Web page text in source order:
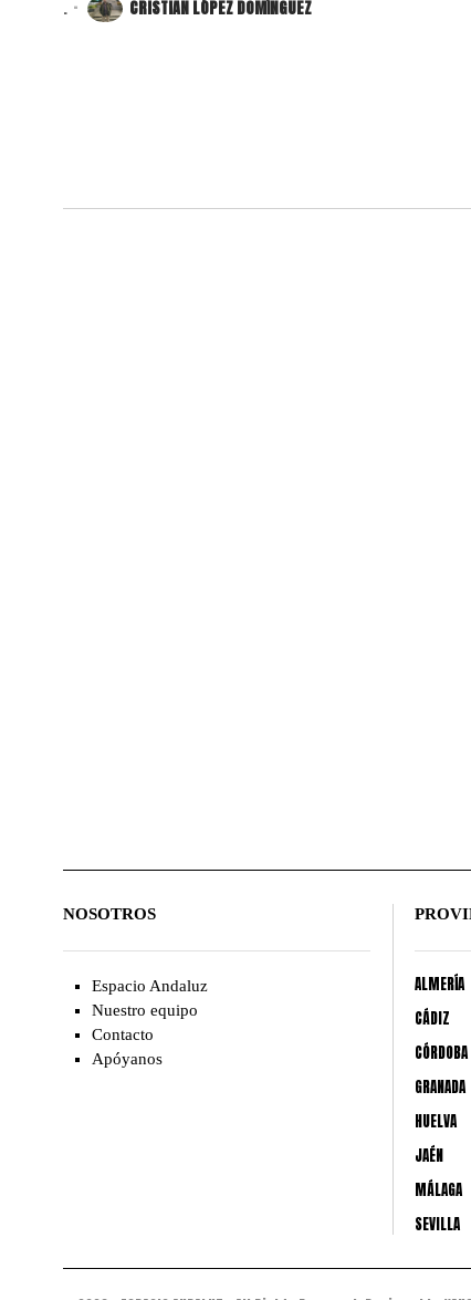
. CRISTIAN LÓPEZ DOMÍNGUEZ
NOSOTROS
Espacio Andaluz
Nuestro equipo
Contacto
Apóyanos
ALMERÍA
CÁDIZ
CÓRDOBA
GRANADA
HUELVA
JAÉN
MÁLAGA
SEVILLA